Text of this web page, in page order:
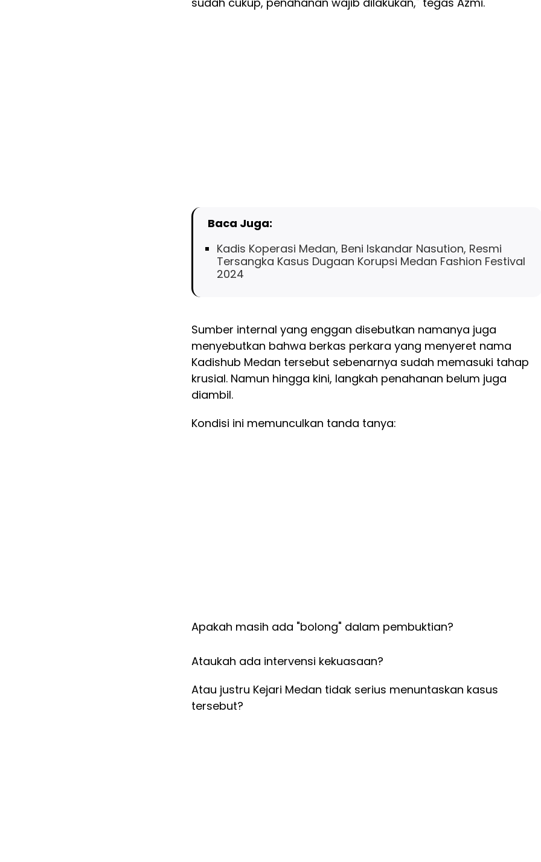
Baca Juga:
Kadis Koperasi Medan, Beni Iskandar Nasution, Resmi
Tersangka Kasus Dugaan Korupsi Medan Fashion Festival
2024
Sumber internal yang enggan disebutkan namanya juga
menyebutkan bahwa berkas perkara yang menyeret nama
Kadishub Medan tersebut sebenarnya sudah memasuki tahap
krusial. Namun hingga kini, langkah penahanan belum juga
diambil.
Kondisi ini memunculkan tanda tanya:
Apakah masih ada "bolong" dalam pembuktian?
Ataukah ada intervensi kekuasaan?
Atau justru Kejari Medan tidak serius menuntaskan kasus
tersebut?